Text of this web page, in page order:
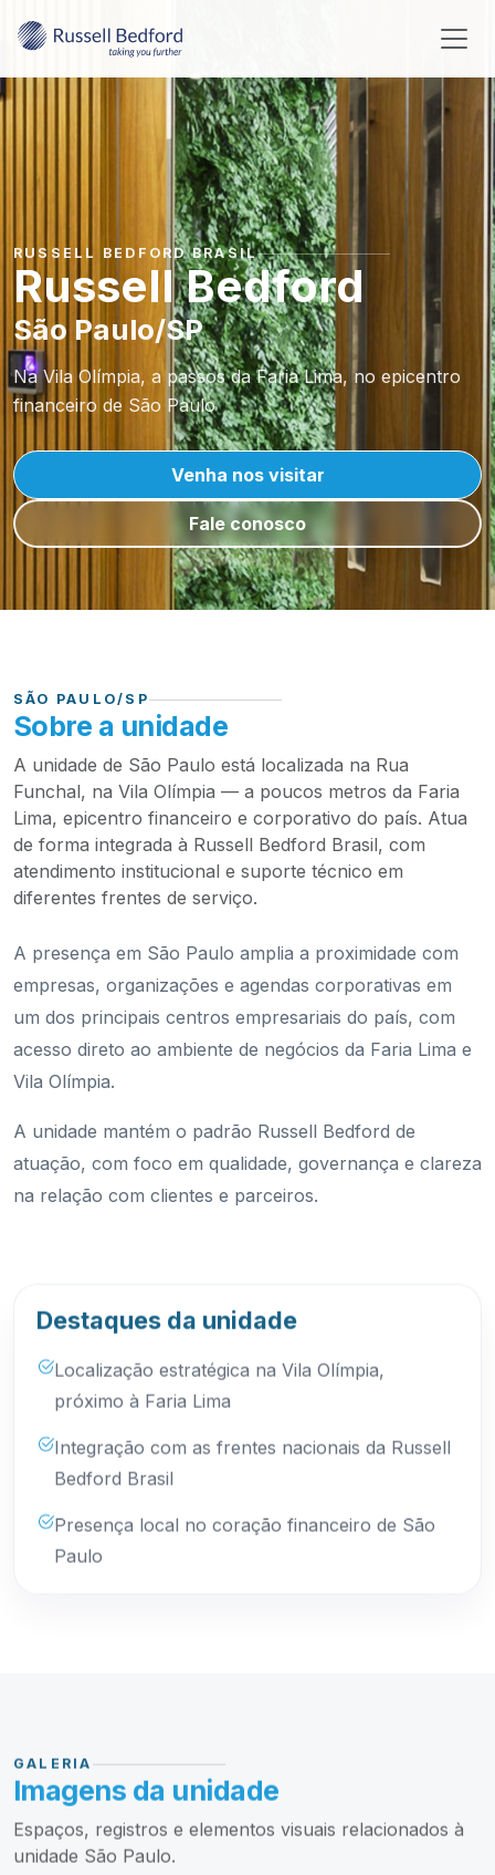
RUSSELL BEDFORD BRASIL
Russell Bedford
São Paulo/SP
Na Vila Olímpia, a passos da Faria Lima, no epicentro
financeiro de São Paulo
Venha nos visitar
Fale conosco
SÃO PAULO/SP
Sobre a unidade
A unidade de São Paulo está localizada na Rua
Funchal, na Vila Olímpia — a poucos metros da Faria
Lima, epicentro financeiro e corporativo do país. Atua
de forma integrada à Russell Bedford Brasil, com
atendimento institucional e suporte técnico em
diferentes frentes de serviço.
A presença em São Paulo amplia a proximidade com
empresas, organizações e agendas corporativas em
um dos principais centros empresariais do país, com
acesso direto ao ambiente de negócios da Faria Lima e
Vila Olímpia.
A unidade mantém o padrão Russell Bedford de
atuação, com foco em qualidade, governança e clareza
na relação com clientes e parceiros.
Destaques da unidade
Localização estratégica na Vila Olímpia,
próximo à Faria Lima
Integração com as frentes nacionais da Russell
Bedford Brasil
Presença local no coração financeiro de São
Paulo
GALERIA
Imagens da unidade
Espaços, registros e elementos visuais relacionados à
unidade São Paulo.